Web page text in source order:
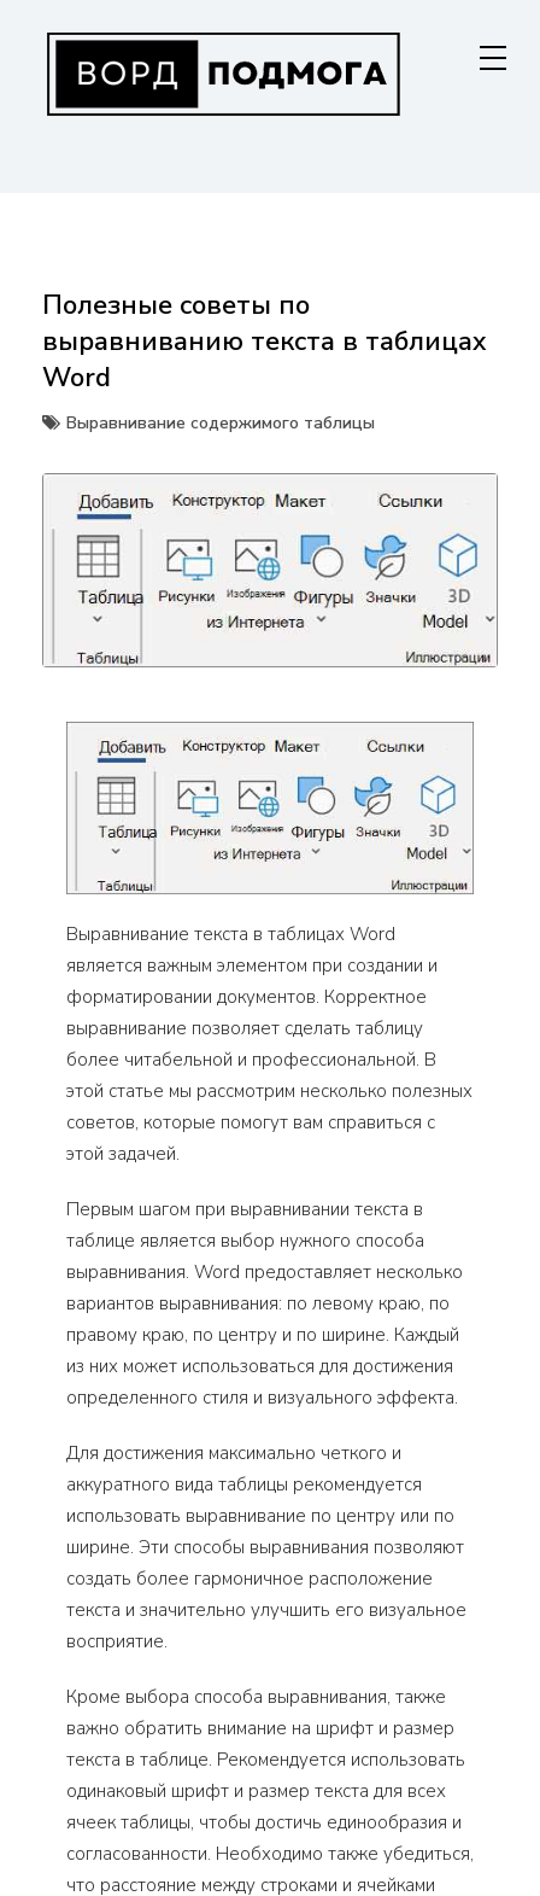
содержанию
Полезные советы по
выравниванию текста в таблицах
Word
Выравнивание содержимого таблицы
Выравнивание текста в таблицах Word
является важным элементом при создании и
форматировании документов. Корректное
выравнивание позволяет сделать таблицу
более читабельной и профессиональной. В
этой статье мы рассмотрим несколько полезных
советов, которые помогут вам справиться с
этой задачей.
Первым шагом при выравнивании текста в
таблице является выбор нужного способа
выравнивания. Word предоставляет несколько
вариантов выравнивания: по левому краю, по
правому краю, по центру и по ширине. Каждый
из них может использоваться для достижения
определенного стиля и визуального эффекта.
Для достижения максимально четкого и
аккуратного вида таблицы рекомендуется
использовать выравнивание по центру или по
ширине. Эти способы выравнивания позволяют
создать более гармоничное расположение
текста и значительно улучшить его визуальное
восприятие.
Кроме выбора способа выравнивания, также
важно обратить внимание на шрифт и размер
текста в таблице. Рекомендуется использовать
одинаковый шрифт и размер текста для всех
ячеек таблицы, чтобы достичь единообразия и
согласованности. Необходимо также убедиться,
что расстояние между строками и ячейками